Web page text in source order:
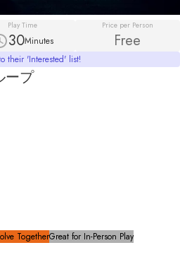
Play Time
30Minutes
Price per Person
Free
their 'Interested' list!
ープ
TogetherGreat for In-Person Play